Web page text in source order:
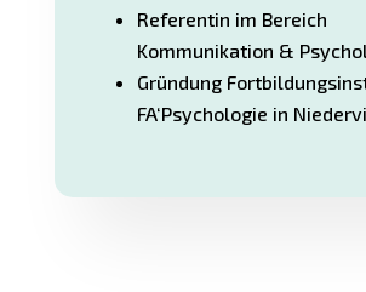
Referentin im Bereich
Kommunikation &
Gründung
FA‘Psychologie in